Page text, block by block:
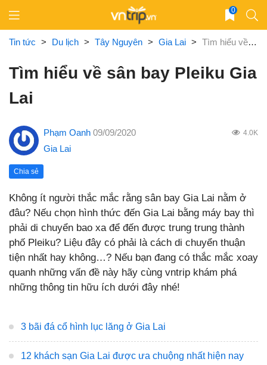
content
0
Tin tức > Du lịch > Tây Nguyên > Gia Lai > Tìm hiểu về sân bay Pleiku Gia Lai
Tìm hiểu về sân bay Pleiku Gia
Lai
Phạm Oanh 09/09/2020 4.0K
Gia Lai
Chia sẻ
Không ít người thắc mắc rằng sân bay Gia Lai nằm ở
đâu? Nếu chọn hình thức đến Gia Lai bằng máy bay thì
phải di chuyển bao xa để đến được trung trung thành
phố Pleiku? Liệu đây có phải là cách di chuyển thuận
tiện nhất hay không…? Nếu bạn đang có thắc mắc xoay
quanh những vấn đề này hãy cùng vntrip khám phá
những thông tin hữu ích dưới đây nhé!
3 bãi đá cổ hình lục lăng ở Gia Lai
12 khách sạn Gia Lai được ưa chuộng nhất hiện nay